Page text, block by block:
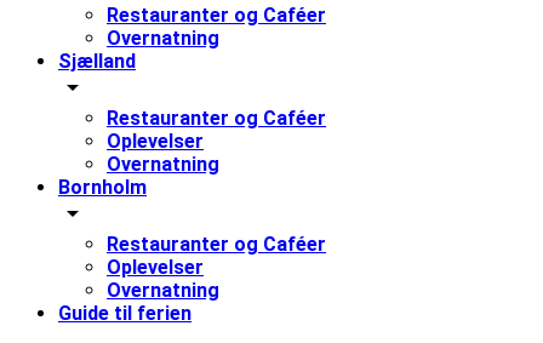
Restauranter og Caféer
Overnatning
Sjælland
arrow_drop_down
Restauranter og Caféer
Oplevelser
Overnatning
Bornholm
arrow_drop_down
Restauranter og Caféer
Oplevelser
Overnatning
Guide til ferien